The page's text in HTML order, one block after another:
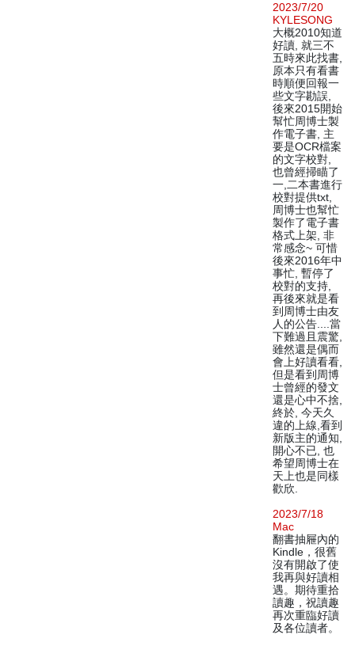
2023/7/20
KYLESONG
大概2010知道
好讀, 就三不
五時來此找書,
原本只有看書
時順便回報一
些文字勘誤,
後來2015開始
幫忙周博士製
作電子書, 主
要是OCR檔案
的文字校對,
也曾經掃瞄了
一,二本書進行
校對提供txt,
周博士也幫忙
製作了電子書
格式上架, 非
常感念~ 可惜
後來2016年中
事忙, 暫停了
校對的支持,
再後來就是看
到周博士由友
人的公告....當
下難過且震驚,
雖然還是偶而
會上好讀看看,
但是看到周博
士曾經的發文
還是心中不捨,
終於, 今天久
違的上線,看到
新版主的通知,
開心不已, 也
希望周博士在
天上也是同樣
歡欣.
2023/7/18
Mac
翻書抽屜內的
Kindle，很舊
沒有開啟了使
我再與好讀相
遇。期待重拾
讀趣，祝讀趣
再次重臨好讀
及各位讀者。